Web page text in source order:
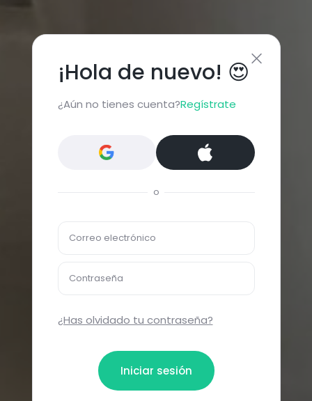
¡Hola de nuevo! 😍
¿Aún no tienes cuenta?Regístrate
o
Correo electrónico
Contraseña
¿Has olvidado tu contraseña?
Iniciar sesión